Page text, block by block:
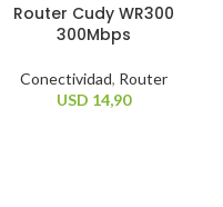
Router Cudy WR300
300Mbps
Conectividad, Router
USD 14,90